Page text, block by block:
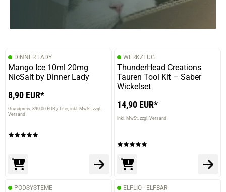
DINNER LADY
Mango Ice 10ml 20mg
NicSalt by Dinner Lady
8,90 EUR*
Grundpreis: 890,00 EUR / Liter inkl. MwSt. zzgl.
Versand
WERKZEUG
ThunderHead Creations
Tauren Tool Kit – Saber
Wickelset
14,90 EUR*
inkl. MwSt. zzgl. Versand
PODSYSTEME ELFLIQ - ELFBAR